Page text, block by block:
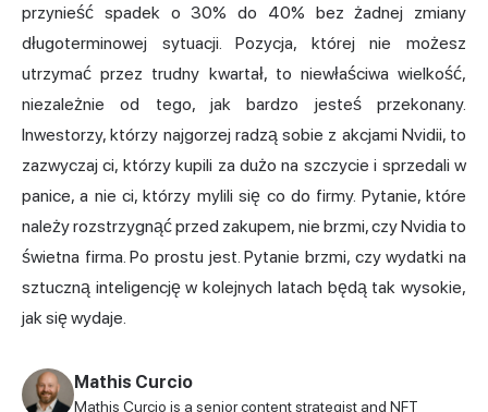
przynieść spadek o 30% do 40% bez żadnej zmiany
długoterminowej sytuacji. Pozycja, której nie możesz
utrzymać przez trudny kwartał, to niewłaściwa wielkość,
niezależnie od tego, jak bardzo jesteś przekonany.
Inwestorzy, którzy najgorzej radzą sobie z akcjami Nvidii, to
zazwyczaj ci, którzy kupili za dużo na szczycie i sprzedali w
panice, a nie ci, którzy mylili się co do firmy. Pytanie, które
należy rozstrzygnąć przed zakupem, nie brzmi, czy Nvidia to
świetna firma. Po prostu jest. Pytanie brzmi, czy wydatki na
sztuczną inteligencję w kolejnych latach będą tak wysokie,
jak się wydaje.
Mathis Curcio
Mathis Curcio is a senior content strategist and NFT